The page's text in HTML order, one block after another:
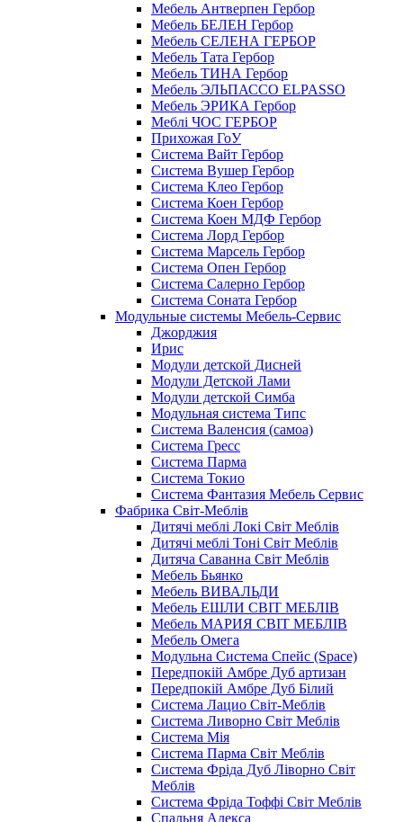
Мебель Антверпен Гербор
Мебель БЕЛЕН Гербор
Мебель СЕЛЕНА ГЕРБОР
Мебель Тата Гербор
Мебель ТИНА Гербор
Мебель ЭЛЬПАССО ELPASSO
Мебель ЭРИКА Гербор
Меблі ЧОС ГЕРБОР
Прихожая ГоУ
Система Вайт Гербор
Система Вушер Гербор
Система Клео Гербор
Система Коен Гербор
Система Коен МДФ Гербор
Система Лорд Гербор
Система Марсель Гербор
Система Опен Гербор
Система Салерно Гербор
Система Соната Гербор
Модульные системы Мебель-Сервис
Джорджия
Ирис
Модули детской Дисней
Модули Детской Лами
Модули детской Симба
Модульная система Типс
Система Валенсия (самоа)
Система Гресс
Система Парма
Система Токио
Система Фантазия Мебель Сервис
Фабрика Світ-Меблів
Дитячі меблі Локі Світ Меблів
Дитячі меблі Тоні Світ Меблів
Дитяча Саванна Світ Меблів
Мебель Бьянко
Мебель ВИВАЛЬДИ
Мебель ЕШЛИ СВІТ МЕБЛІВ
Мебель МАРИЯ СВІТ МЕБЛІВ
Мебель Омега
Модульна Cистема Спейс (Space)
Передпокій Амбре Дуб артизан
Передпокій Амбре Дуб Білий
Система Лацио Світ-Меблів
Система Ливорно Світ Меблів
Система Мія
Система Парма Свiт Меблiв
Система Фріда Дуб Ліворно Світ
Меблів
Система Фріда Тоффі Світ Меблів
Спальня Алекса